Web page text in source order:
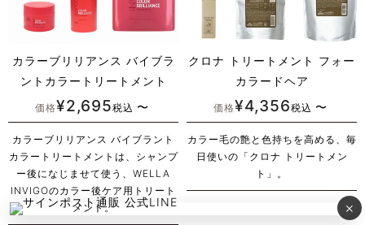
カラーブリリアンス バイブラ
ントカラートリートメント
価格¥2,695税込 〜
カラーブリリアンス バイブラント
カラートリートメントは、シャンプ
ー後になじませて使う、WELLA
INVIGOのカラー後ケア用トリート
メント。
クロナ トリートメント フォー
カラードヘア
価格¥4,356税込 〜
カラー毛の艶と色持ちを高める、毎
日使いの「クロナ トリートメン
ト」。
×